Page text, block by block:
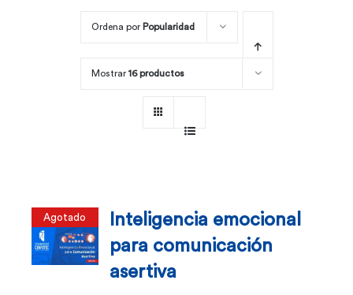
Ordena por Popularidad
Mostrar 16 productos
Agotado
Inteligencia emocional
para comunicación
asertiva